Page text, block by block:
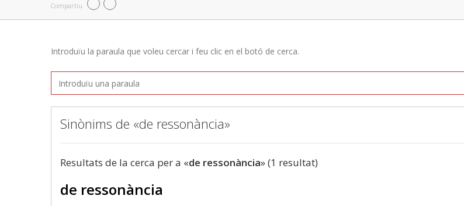
Compartiu
Introduïu la paraula que voleu cercar i feu clic en el botó de cerca.
Sinònims de «de ressonància»
Resultats de la cerca per a «de ressonància» (1 resultat)
de ressonància